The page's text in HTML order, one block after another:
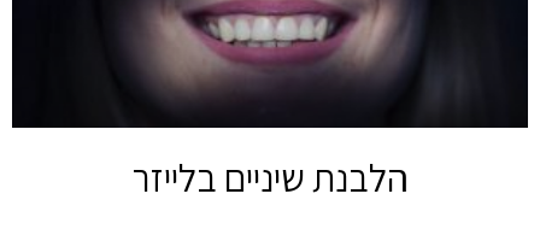
הלבנת שיניים בלייזר